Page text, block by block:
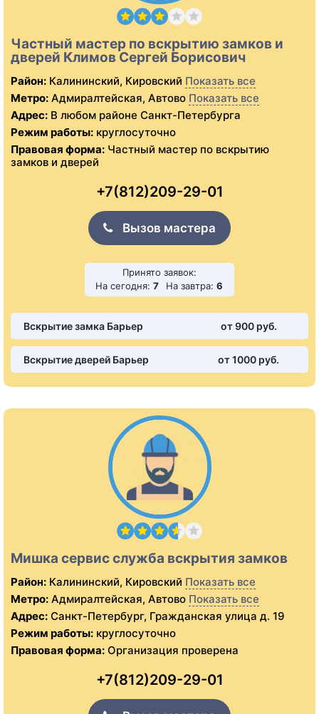
Частный мастер по вскрытию замков и
дверей Климов Сергей Борисович
Район: Калининский, Кировский Показать все
Метро: Адмиралтейская, Автово Показать все
Адрес: В любом районе Санкт-Петербурга
Режим работы: круглосуточно
Правовая форма: Частный мастер по вскрытию
замков и дверей
+7(812)209-29-01
Вызов мастера
Принято заявок:
На сегодня: 7 На завтра: 6
Вскрытие замка Барьер от 900 pуб.
Вскрытие дверей Барьер от 1000 pуб.
Мишка сервис служба вскрытия замков
Район: Калининский, Кировский Показать все
Метро: Адмиралтейская, Автово Показать все
Адрес: Санкт-Петербург, Гражданская улица д. 19
Режим работы: круглосуточно
Правовая форма: Организация проверена
+7(812)209-29-01